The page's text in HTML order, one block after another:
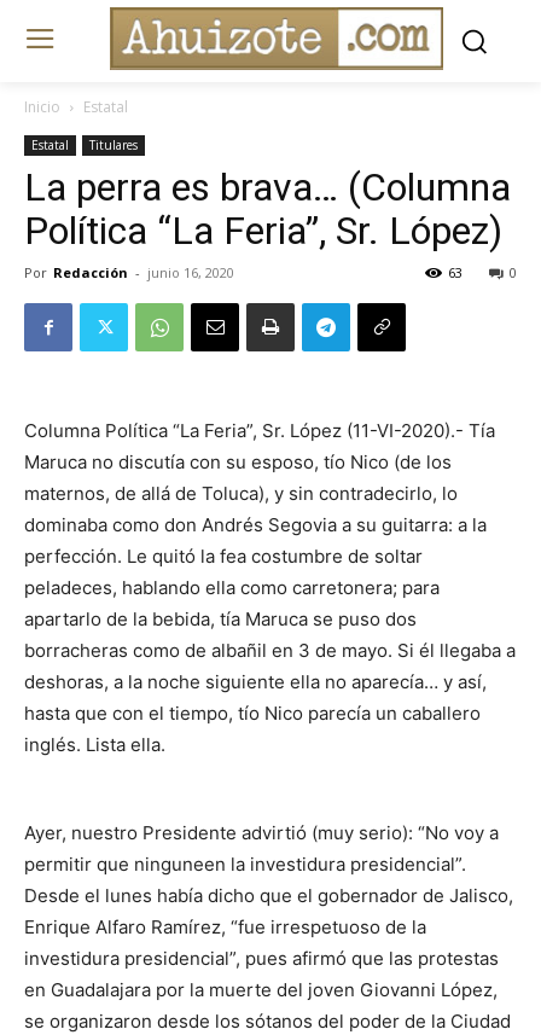
Inicio Estatal
Estatal Titulares
La perra es brava… (Columna
Política “La Feria”, Sr. López)
Por Redacción - junio 16, 2020 0
63
Columna Política “La Feria”, Sr. López (11-VI-2020).- Tía
Maruca no discutía con su esposo, tío Nico (de los
maternos, de allá de Toluca), y sin contradecirlo, lo
dominaba como don Andrés Segovia a su guitarra: a la
perfección. Le quitó la fea costumbre de soltar
peladeces, hablando ella como carretonera; para
apartarlo de la bebida, tía Maruca se puso dos
borracheras como de albañil en 3 de mayo. Si él llegaba a
deshoras, a la noche siguiente ella no aparecía… y así,
hasta que con el tiempo, tío Nico parecía un caballero
inglés. Lista ella.
Ayer, nuestro Presidente advirtió (muy serio): “No voy a
permitir que ninguneen la investidura presidencial”.
Desde el lunes había dicho que el gobernador de Jalisco,
Enrique Alfaro Ramírez, “fue irrespetuoso de la
investidura presidencial”, pues afirmó que las protestas
en Guadalajara por la muerte del joven Giovanni López,
se organizaron desde los sótanos del poder de la Ciudad